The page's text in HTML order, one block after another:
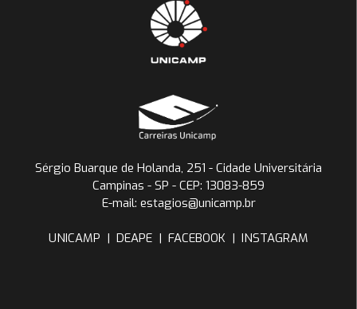
Sérgio Buarque de Holanda, 251 - Cidade Universitária
Campinas - SP - CEP: 13083-859
E-mail: estagios@unicamp.br
UNICAMP | DEAPE | FACEBOOK | INSTAGRAM